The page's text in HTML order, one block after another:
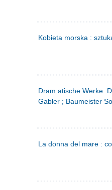
Kobieta morska :
Dram atische Werke.
Gabler ; Baumeister
La donna del mare :